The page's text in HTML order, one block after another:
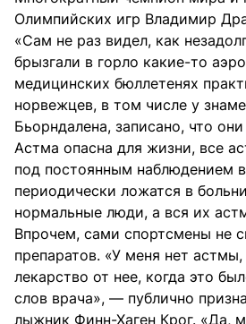
Олимпийских игр Владимир
«Сам не раз видел, как
брызгали в горло какие-то
медицинских бюллетенях
норвежцев, в том числе у
Бьорндалена, записано, что
Астма опасна для жизни, все
под постоянным наблюдением
периодически ложатся в
нормальные люди, а вся их
Впрочем, сами спортсмены не
препаратов. «У меня нет
лекарство от нее, когда это
слов врача», — публично
лыжник Финн-Хаген Крог. «Да,